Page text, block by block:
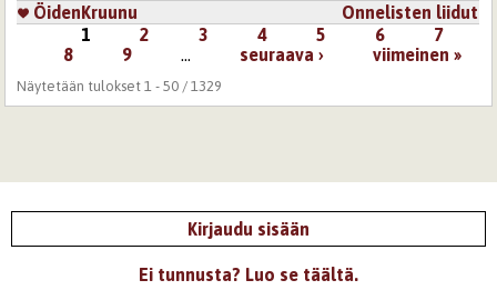
ÖidenKruunu
Onnelisten liidut
1 2 3 4 5 6
7
8
9 … seuraava › viimeinen »
Näytetään tulokset 1 - 50 / 1329
Kirjaudu sisään
Ei tunnusta? Luo se täältä.